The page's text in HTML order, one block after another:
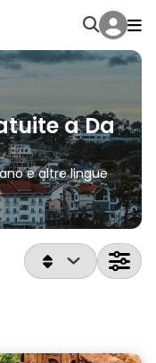
a Da
e altre lingue